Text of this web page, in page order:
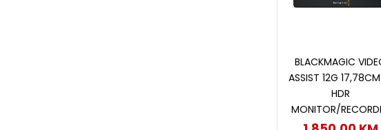
BLACKMAGIC
ASSIST 12G
HDR
MONITOR/